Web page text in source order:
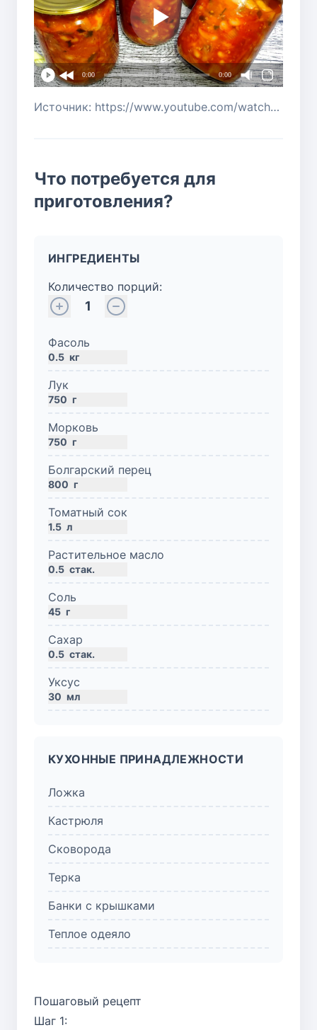
0:00 0:00
Источник: https://www.youtube.com/watch?v=Dx8fPFOHl78
Что потребуется для
приготовления?
ИНГРЕДИЕНТЫ
Количество порций:
1
Фасоль
0.5 кг
Лук
750 г
Морковь
750 г
Болгарский перец
800 г
Томатный сок
1.5 л
Растительное масло
0.5 стак.
Соль
45 г
Сахар
0.5 стак.
Уксус
30 мл
КУХОННЫЕ ПРИНАДЛЕЖНОСТИ
Ложка
Кастрюля
Сковорода
Терка
Банки с крышками
Теплое одеяло
Пошаговый рецепт
Шаг 1: